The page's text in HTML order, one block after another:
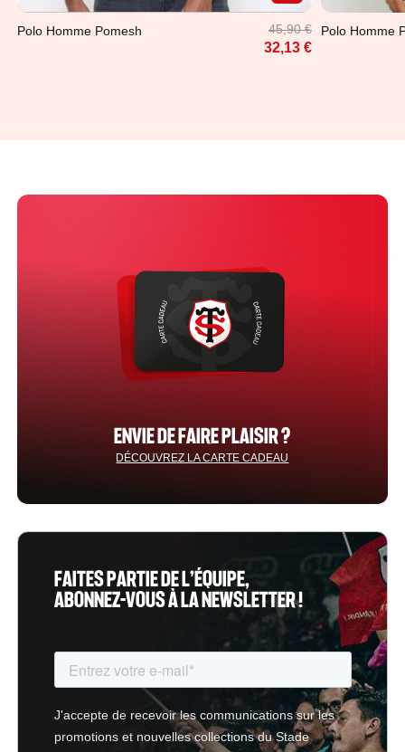
Polo Homme Pomesh 45,90 €
32,13 €
Polo Homme
ENVIE DE FAIRE PLAISIR ?
DÉCOUVREZ LA CARTE CADEAU
FAITES PARTIE DE L’ÉQUIPE,
ABONNEZ-VOUS À LA NEWSLETTER !